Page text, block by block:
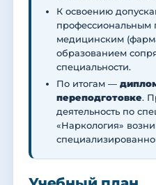
К освоению
медицинским
образованием
специальности.
По итогам —
переподготовке.
деятельность по
«Наркология»